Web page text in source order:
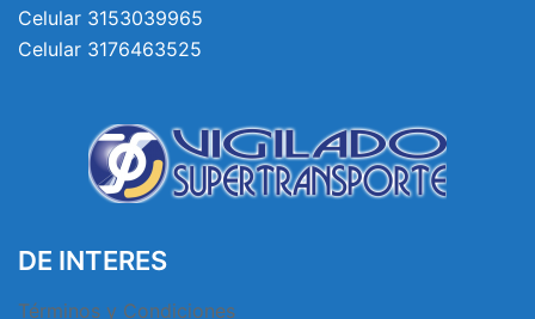
Celular 3153039965
Celular 3176463525
DE INTERES
Términos y Condiciones